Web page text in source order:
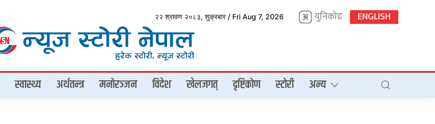
२२ श्रावण २०८३, शुक्रबार / Fri Aug 7, 2026 युनिकोड ENGLISH
स्वास्थ्य अर्थतन्त्र मनोरञ्जन विदेश खेलजगत् दृष्टिकोण स्टोरी अन्य